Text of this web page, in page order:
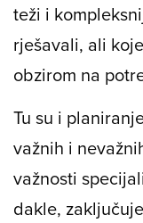
teži i
rješavali, ali
obzirom na
Tu su i
važnih i
važnosti
dakle,